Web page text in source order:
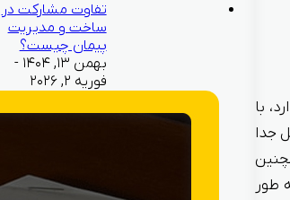
با
جدا
طور
تفاوت مشارکت در
ساخت و مدیریت
پیمان چیست؟
بهمن ۱۳, ۱۴۰۴ -
فوریه ۲, ۲۰۲۶